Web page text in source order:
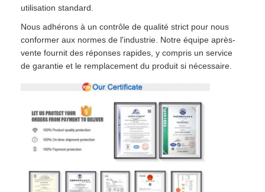
utilisation standard.
Nous adhérons à un contrôle de qualité strict pour nous
conformer aux normes de l'industrie. Notre équipe après-
vente fournit des réponses rapides, y compris un service
de garantie et le remplacement du produit si nécessaire.